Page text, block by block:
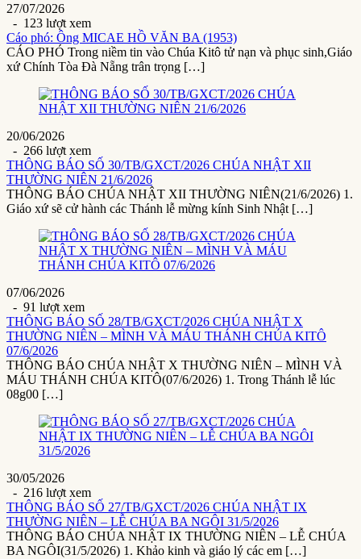
27/07/2026
- 123 lượt xem
Cáo phó: Ông MICAE HỒ VĂN BA (1953)
CÁO PHÓ Trong niềm tin vào Chúa Kitô tử nạn và phục sinh,Giáo
xứ Chính Tòa Đà Nẵng trân trọng […]
20/06/2026
- 266 lượt xem
THÔNG BÁO SỐ 30/TB/GXCT/2026 CHÚA NHẬT XII
THƯỜNG NIÊN 21/6/2026
THÔNG BÁO CHÚA NHẬT XII THƯỜNG NIÊN(21/6/2026) 1.
Giáo xứ sẽ cử hành các Thánh lễ mừng kính Sinh Nhật […]
07/06/2026
- 91 lượt xem
THÔNG BÁO SỐ 28/TB/GXCT/2026 CHÚA NHẬT X
THƯỜNG NIÊN – MÌNH VÀ MÁU THÁNH CHÚA KITÔ
07/6/2026
THÔNG BÁO CHÚA NHẬT X THƯỜNG NIÊN – MÌNH VÀ
MÁU THÁNH CHÚA KITÔ(07/6/2026) 1. Trong Thánh lễ lúc
08g00 […]
30/05/2026
- 216 lượt xem
THÔNG BÁO SỐ 27/TB/GXCT/2026 CHÚA NHẬT IX
THƯỜNG NIÊN – LỄ CHÚA BA NGÔI 31/5/2026
THÔNG BÁO CHÚA NHẬT IX THƯỜNG NIÊN – LỄ CHÚA
BA NGÔI(31/5/2026) 1. Khảo kinh và giáo lý các em […]